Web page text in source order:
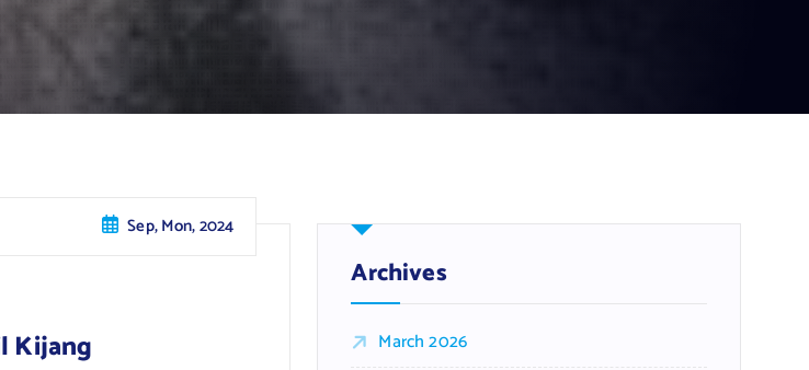
Sep, Mon, 2024
Kijang
Archives
March 2026